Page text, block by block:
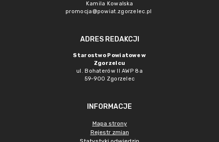
Kamila Kowalska
promocja@powiat.zgorzelec.pl
ADRES REDAKCJI
Starostwo Powiatowe w
Zgorzelcu
ul. Bohaterów II AWP 8a
59-900 Zgorzelec
INFORMACJE
Mapa strony
Rejestr zmian